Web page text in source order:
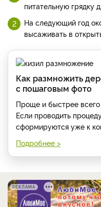
питательную грядку
На следующий год
высаживать в
Как размножить
с пошаговым фото
Проще и быстрее
Если проводить
сформируются уже к
Подробнее >
РЕКЛАМА